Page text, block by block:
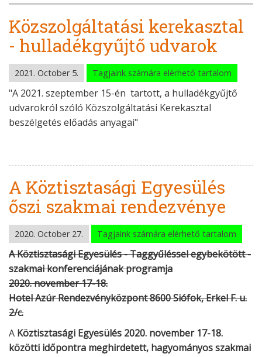
Közszolgáltatási kerekasztal
- hulladékgyűjtő udvarok
2021. October 5. Tagjaink számára elérhető tartalom
"A 2021. szeptember 15-én tartott, a hulladékgyűjtő
udvarokról szóló Közszolgáltatási Kerekasztal
beszélgetés előadás anyagai"
A Köztisztasági Egyesülés
őszi szakmai rendezvénye
2020. October 27. Tagjaink számára elérhető tartalom
A Köztisztasági Egyesülés - Taggyűléssel egybekötött -
szakmai konferenciájának programja
2020. november 17-18.
Hotel Azúr Rendezvényközpont 8600 Siófok, Erkel F. u.
2/c.
A Köztisztasági Egyesülés 2020. november 17-18.
közötti időpontra meghirdetett, hagyományos szakmai